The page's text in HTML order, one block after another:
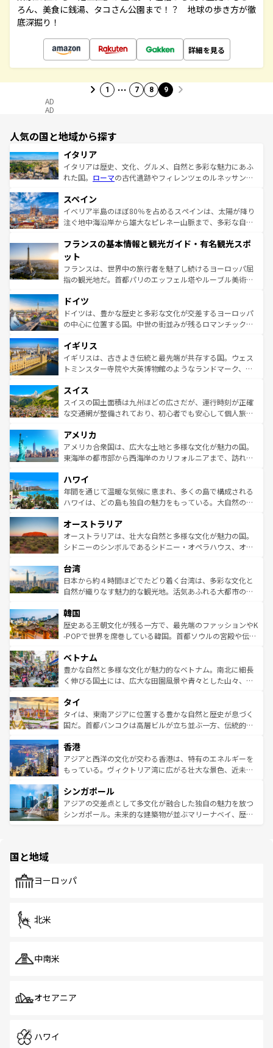
ろん、美食に銭湯、タコさん公園まで！？ 地球の歩き方が徹
底深掘り！
詳細を見る
1 … 7 8 9
AD
AD
人気の国と地域から探す
イタリア
イタリアは歴史、文化、グルメ、自然と多彩な魅力にあふ
れた国。 ローマの古代遺跡やフィレンツェのルネッサンス
ろん、トスカーナの美しい田園風景やアマルフィ海岸の絶
景など、自然景観も見逃せない。観光の合間には、本場の
ピザやパスタなど、絶品のイタリア料理を堪能することも
ませてくれるイタリアで、忘れられない旅をしてみよう！
なお、新着のイタリア情報は
しい。
スペイン
イベリア半島のほぼ80％を占めるスペインは、太陽が降り
注ぐ地中海沿岸から雄大なピレネー山脈まで、多彩な自然
文化が根付くこの国では、情熱的なフラメンコ、熱気あふ
れる闘牛、そして美味しいタパスが生活の一部となってい
る。首都マドリードの洗練された雰囲気や、バルセロナの
アートに溢れた街角から、地方では古代ローマ遺跡や中世
せる。地方によって風土や気候が異なるスペインはその個
性で訪れる人を魅了する。 なお、新着のスペイン情報は コ
ンテンツ一覧を参照してほしい。
フランスの基本情報と観光ガイド・有名観光スポ
ット
フランスは、世界中の旅行者を魅了し続けるヨーロッパ屈
指の観光地だ。首都パリのエッフェル塔やルーブル美術館
で、幅広い魅力が詰まっている。華麗な宮殿、歴史的な大
聖堂、美しいビーチ、そして豊かな自然が、訪れる者を心
から魅了する。また、フランスは美食の国としても知ら
いる。シャンパンの発祥地であるランス、プロヴァンスの
香り高いラベンダー畑など、多彩な楽しみ方が可能だ。さ
らに、パリ以外の地域にも魅力が溢れており、どの街角に
れる地方に足を運ぶとそれぞれで全く異なる文化を体験で
きるだろう。 なお、新着のフランス情報はコンテンツ一覧
を参照してほしい。
ドイツ
ドイツは、豊かな歴史と多彩な文化が交差するヨーロッパ
の中心に位置する国。中世の街並みが残るロマンチック街
顔を持つこの国は、どこを歩いても飽きることがない。ベ
ルリンの文化的活気、バイエルン州のアルプスの絶景、そ
してライン川沿いのワイン畑といった風景は必見。ビール
は、お酒好きな人にはぜひ体験してほしい。 なお、新着の
ドイツ情報はコンテンツ一覧を参照してほしい。
イギリス
イギリスは、古きよき伝統と最先端が共存する国。ウェス
トミンスター寺院や大英博物館のようなランドマーク、歴
リアごとに異なる魅力がある。また、優雅なアフタヌーン
ティー、ビール好きにはたまらない英国パブ、サッカー観
戦など、本場だからこそできる体験も豊富。イギリスを旅
ンツ一覧を参照してほしい。
スイス
スイスの国土面積は九州ほどの広さだが、運行時刻が正確
な交通網が整備されており、初心者でも安心して個人旅行
の建物がそのまま残る町や、スイスならではのユニークな
博物館もあり、アルプス観光だけでなく町歩きも満喫する
ことができる。国民の所得が高いため物価も高いが、旅行
ば市内交通費無料で観光を楽しむこともできる。 なお、新
着のスイス情報はコンテンツ一覧 を参照してほしい。
アメリカ
アメリカ合衆国は、広大な土地と多様な文化が魅力の国。
東海岸の都市部から西海岸のカリフォルニアまで、訪れる
のような巨大都市は、観光、ショッピング、エンターテイ
ンメントが詰まった刺激的なスポットだ。一方、アメリカ
西部には大自然が広がり、グランドキャニオンやイエロー
部のニューオーリンズでは、音楽と美食が融合した独特の
文化が魅力。旅行者はアメリカの各地域で異なる魅力を楽
しみながら、その多様性と豊かな歴史を感じることができ
ならではの贅沢な旅のスタイルだ。 なお、新着のアメリカ
情報はコンテンツ一覧を参照してほしい。
ハワイ
年間を通じて温暖な気候に恵まれ、多くの島で構成される
ハワイは、どの島も独自の魅力をもっている。大自然の神
ワイ島は見逃せない。また、定番の観光地といえばオアフ
島だが、静かな自然を求めるならマウイ島やカウアイ島が
おすすめ。エメラルドグリーンに輝く海をはじめ、豊かな
れるおもてなしの心で訪れる人々を迎えてくれるハワイの
人々、おいしいローカルフードやハワイアンミュージッ
ク、伝統的なフラダンスなど、すべてがハワイの魅力を彩
ワイを、存分に味わってほしい。 なお、新着のハワイ情報
はコンテンツ一覧を参照してほしい。
オーストラリア
オーストラリアは、壮大な自然と多様な文化が魅力の国。
シドニーのシンボルであるシドニー・オペラハウス、オー
リアリーフや大陸中央部にそびえるウルル（エアーズロッ
ク）、タスマニアの美しい原生林やケアンズの熱帯雨林な
ど、見どころがたくさん。また、カフェやワイン、オージ
いる。アクティビティも充実しており、サーフィンやダイ
ビング、ハイキングなど、アウトドア好きにはたまらな
い。オーストラリアの多彩な魅力を存分に味わいつくそ
参照してほしい。
台湾
日本から約４時間ほどでたどり着く台湾は、多彩な文化と
自然が織りなす魅力的な観光地。活気あふれる大都市の台
ン）、静ひつな山岳地帯である台湾東部など、都市の喧騒
と山間の静けさが共存しており、訪れる人に新しい発見と
驚きをもたらしてくれる。また、奥深い台湾の食文化も魅
容にもいいと評判のスイーツなど、バラエティ豊かな料理
が味わえる。 なお、新着の台湾情報は コンテンツ一覧を参
照してほしい。
韓国
歴史ある王朝文化が残る一方で、最先端のファッションやK
-POPで世界を席巻している韓国。首都ソウルの宮殿や伝統
き、地方に足を延ばせば四季折々の自然美を楽しむことが
できる。そして、キムチや焼肉、絶品のストリートフード
まで、さまざまな韓国料理が待っている。夜には、韓国な
リティに包まれながら、韓国の多彩な魅力を心ゆくまで味
わってみてほしい。 なお、新着の韓国情報はコンテンツ一
覧を参照してほしい。
ベトナム
豊かな自然と多様な文化が魅力的なベトナム。南北に細長
く伸びる国土には、広大な田園風景や青々とした山々、世
急速な発展と共に伝統が息づく。ハノイの古い町並みやホ
ーチミン市のフランス統治時代の建物も、独特の雰囲気を
醸し出している。また、バラエティの豊かさとおいしさで
とつ。フォーやバインミー、ベトナムコーヒーなどは、ぜ
ひ現地で味わいたい。どの地域を訪れてもあたたかい人々
が旅行者を迎えてくれるので、きっと忘れられない旅にな
参照してほしい。
タイ
タイは、東南アジアに位置する豊かな自然と歴史が息づく
国だ。首都バンコクは高層ビルが立ち並ぶ一方、伝統的な
の活気が交差している。北部ではチェンマイなどの山岳地
帯で自然と触れ合い、南部ではプーケットやクラビの美し
いビーチでリゾート気分を楽しむことができる。タイ料理
激する。気候は一年中温暖で、どの季節にも異なる楽しみ
が待っている。親しみやすいタイの人々、仏教を中心とし
た文化、そして多様な観光資源が、訪れる旅人を魅了し続
香港
アジアと西洋の文化が交わる香港は、特有のエネルギーを
もっている。ヴィクトリア湾に広がる壮大な景色、近未来
み、どこを訪れても感動するはず。観光スポットが密集し
ており、効率よく見どころを回れるのも魅力。息をのむよ
うな絶景から文化的な体験まで、香港を存分に楽しみ尽く
シンガポール
アジアの交差点として多文化が融合した独自の魅力を放つ
シンガポール。未来的な建築物が並ぶマリーナベイ、歴史
で、ホーカーズは地元の風情を楽しめる外せないスポット
国と地域
ヨーロッパ
北米
中南米
オセアニア
ハワイ